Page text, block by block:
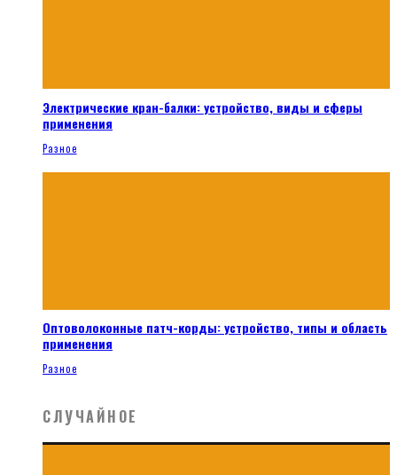
Электрические кран-балки: устройство, виды и сферы
применения
Разное
Оптоволоконные патч-корды: устройство, типы и область
применения
Разное
СЛУЧАЙНОЕ